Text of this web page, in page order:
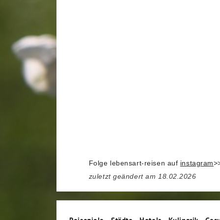
Folge lebensart-reisen auf instagram
zuletzt geändert am 18.02.2026